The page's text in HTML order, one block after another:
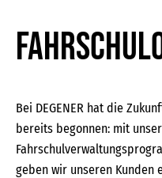
Bei DEGENER hat die
bereits begonnen: mit
geben wir unseren Kunden